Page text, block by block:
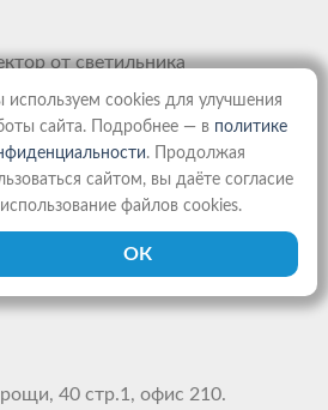
от светильника
40 стр.1, офис 210.
используем cookies для улучшения
сайта. Подробнее — в политике
. Продолжая
сайтом, вы даёте согласие
файлов cookies.